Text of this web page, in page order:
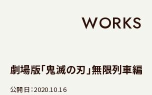
WORKS
劇場版「鬼滅の刃」無限列車編
公開日：2020.10.16